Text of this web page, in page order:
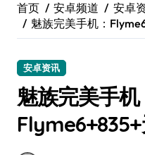
首页 安卓频道 安卓
魅族完美手机：
安卓资讯
魅族完美手机